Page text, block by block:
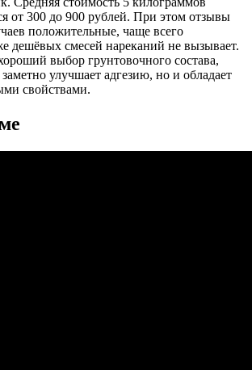
от 300 до 900 рублей. При этом отзывы
положительные, чаще всего
дешёвых смесей нареканий не вызывает.
выбор грунтовочного состава,
улучшает адгезию, но и обладает
свойствами.